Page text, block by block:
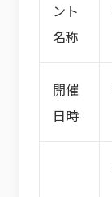
ント
名称
開催
日時